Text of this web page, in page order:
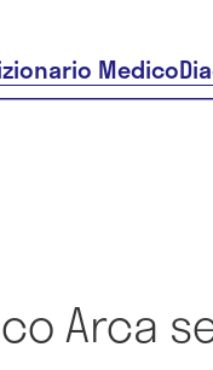
Medico
Arca